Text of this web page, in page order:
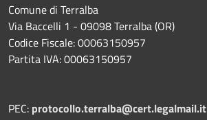
Comune di Terralba
Via Baccelli 1 - 09098 Terralba (OR)
Codice Fiscale: 00063150957
Partita IVA: 00063150957
PEC: protocollo.terralba@cert.legalmail.it